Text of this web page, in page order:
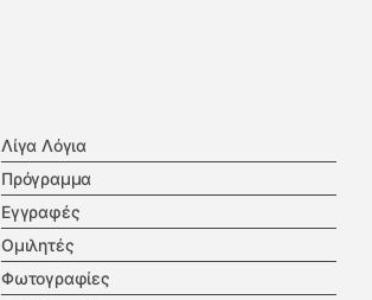
Λίγα Λόγια
Πρόγραμμα
Εγγραφές
Ομιλητές
Φωτογραφίες